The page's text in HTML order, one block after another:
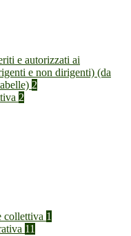
e autorizzati ai
e non dirigenti) (da
2
2
collettiva 1
11